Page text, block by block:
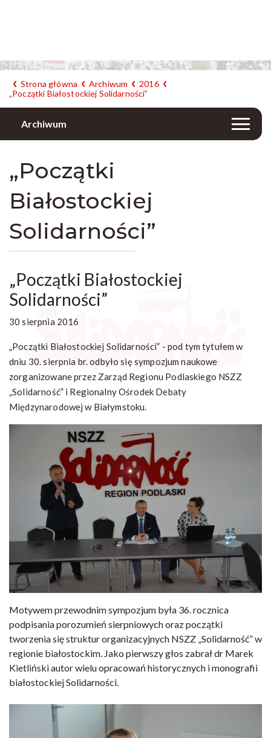
Strona główna Archiwum
2016
„Początki Białostockiej Solidarności”
Archiwum
„Początki
Białostockiej
Solidarności”
„Początki Białostockiej
Solidarności”
30 sierpnia 2016
„Początki Białostockiej Solidarności” - pod tym tytułem w
dniu 30. sierpnia br. odbyło się sympozjum naukowe
zorganizowane przez Zarząd Regionu Podlaskiego NSZZ
„Solidarność” i Regionalny Ośrodek Debaty
Międzynarodowej w Białymstoku.
Motywem przewodnim sympozjum była 36. rocznica
podpisania porozumień sierpniowych oraz początki
tworzenia się struktur organizacyjnych NSZZ „Solidarność” w
regionie białostockim. Jako pierwszy głos zabrał dr Marek
Kietliński autor wielu opracowań historycznych i monografii
białostockiej Solidarności.